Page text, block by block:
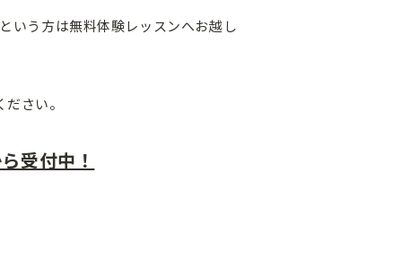
いう方は無料体験レッスンへお越し
さい。
受付中！